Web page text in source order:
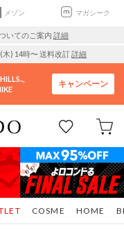
メゾン マガシーク
いてのご案内 詳細
(木) 14時〜 送料改訂詳細
HILLS..
キャンペーン
COSME HOME